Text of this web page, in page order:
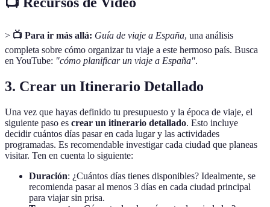
> 📺 Para ir más allá: Guía de viaje a España, una análisis
completa sobre cómo organizar tu viaje a este hermoso país. Busca
en YouTube: "cómo planificar un viaje a España".
3. Crear un Itinerario Detallado
Una vez que hayas definido tu presupuesto y la época de viaje, el
siguiente paso es crear un itinerario detallado. Esto incluye
decidir cuántos días pasar en cada lugar y las actividades
programadas. Es recomendable investigar cada ciudad que planeas
visitar. Ten en cuenta lo siguiente:
Duración: ¿Cuántos días tienes disponibles? Idealmente, se
recomienda pasar al menos 3 días en cada ciudad principal
para viajar sin prisa.